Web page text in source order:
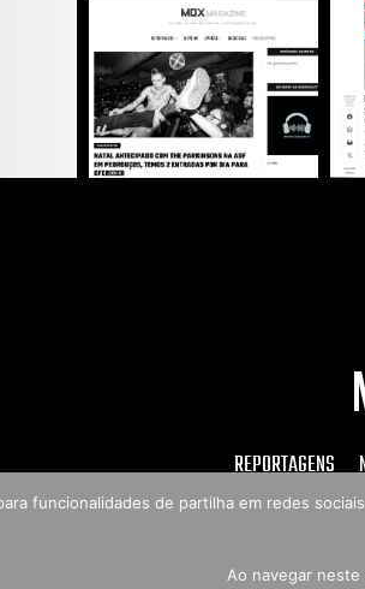
REPORTAGENS
funcionalidades de partilha em redes
Ao navegar